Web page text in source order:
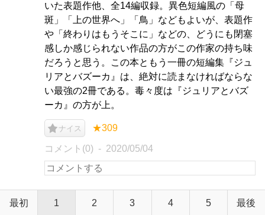
いた表題作他、全14編収録。異色短編風の「母
斑」「上の世界へ」「鳥」などもよいが、表題作
や「終わりはもうそこに」などの、どうにも閉塞
感しか感じられない作品の方がこの作家の持ち味
だろうと思う。この本ともう一冊の短編集『ジュ
リアとバズーカ』は、絶対に読まなければならな
い最強の2冊である。毒々度は『ジュリアとバズ
ーカ』の方が上。
ナイス ★309
コメント(0) 2020/05/04
最初 1 2 3 4 5 最後